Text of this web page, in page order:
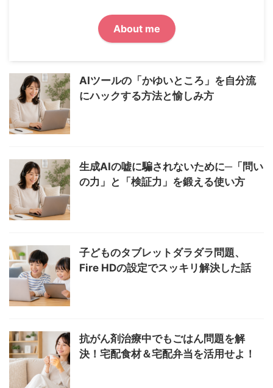
About me
AIツールの「かゆいところ」を自分流
にハックする方法と愉しみ方
生成AIの嘘に騙されないために─「問い
の力」と「検証力」を鍛える使い方
子どものタブレットダラダラ問題、
Fire HDの設定でスッキリ解決した話
抗がん剤治療中でもごはん問題を解
決！宅配食材＆宅配弁当を活用せよ！